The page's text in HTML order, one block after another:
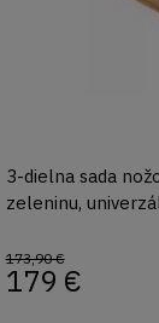
3-dielna sada
zeleninu,
173,90 €
179 €